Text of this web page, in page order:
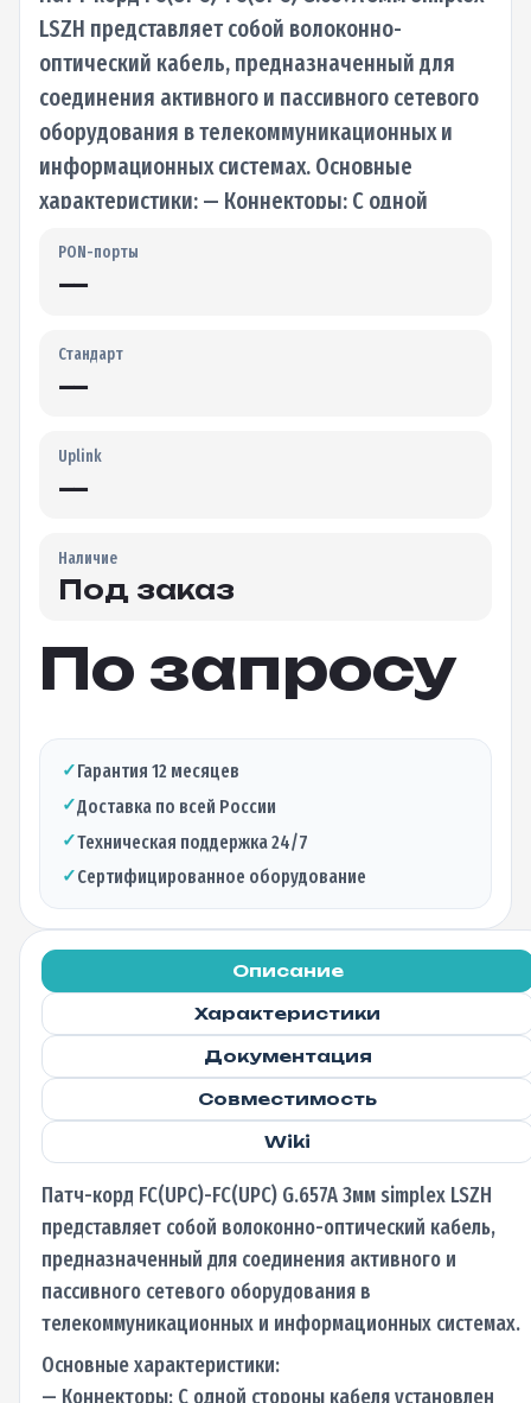
LSZH представляет собой волоконно-
оптический кабель, предназначенный для
соединения активного и пассивного сетевого
оборудования в телекоммуникационных и
информационных системах. Основные
характеристики: — Коннекторы: С одной
PON-порты
—
Стандарт
—
Uplink
—
Наличие
Под заказ
По запросу
✓Гарантия 12 месяцев
✓Доставка по всей России
✓Техническая поддержка 24/7
✓Сертифицированное оборудование
Описание
Характеристики
Документация
Совместимость
Wiki
Патч-корд FC(UPC)-FC(UPC) G.657A 3мм simplex LSZH
представляет собой волоконно-оптический кабель,
предназначенный для соединения активного и
пассивного сетевого оборудования в
телекоммуникационных и информационных системах.
Основные характеристики:
— Коннекторы: С одной стороны кабеля установлен